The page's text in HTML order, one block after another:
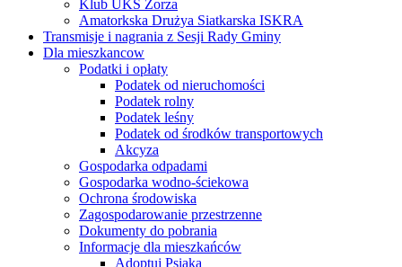
Klub UKS Zorza
Amatorkska Drużya Siatkarska ISKRA
Transmisje i nagrania z Sesji Rady Gminy
Dla mieszkancow
Podatki i opłaty
Podatek od nieruchomości
Podatek rolny
Podatek leśny
Podatek od środków transportowych
Akcyza
Gospodarka odpadami
Gospodarka wodno-ściekowa
Ochrona środowiska
Zagospodarowanie przestrzenne
Dokumenty do pobrania
Informacje dla mieszkańców
Adoptuj Psiaka